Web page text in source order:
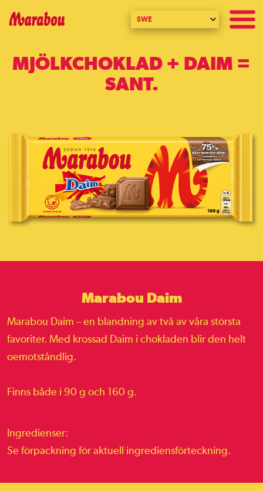
SWE
MJÖLKCHOKLAD + DAIM =
SANT.
Marabou Daim
Marabou Daim – en blandning av två av våra största
favoriter. Med krossad Daim i chokladen blir den helt
oemotståndlig.
Finns både i 90 g och 160 g.
Ingredienser:
Se förpackning för aktuell ingrediensförteckning.